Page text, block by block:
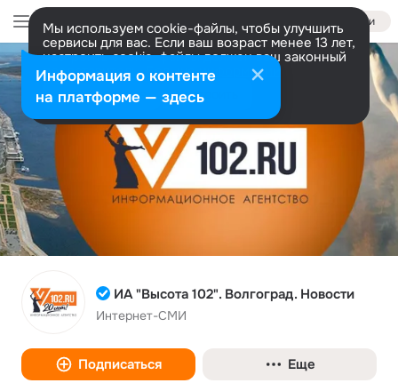
Войти
Мы используем cookie-файлы, чтобы улучшить
сервисы для вас. Если ваш возраст менее 13 лет,
настроить cookie-файлы должен ваш законный
представитель. Больше информации
Разрешить все Настроить
ИА "Высота 102". Волгоград. Новости
Интернет-СМИ
Подписаться Еще
Информация о контенте
на платформе — здесь